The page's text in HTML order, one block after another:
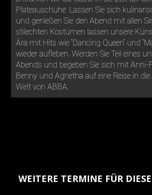
Plateauschuhe. Lassen Sie sich
und genießen Sie den Abend mit allen
stilechten Kostümen lassen unsere
Ära mit Hits wie “Dancing Queen“ und
wieder aufleben. Werden Sie Teil eines
Abends und begeben Sie sich mit Anni-
Benny und Agnetha auf eine Reise in
Welt von ABBA.
WEITERE TERMINE FÜR